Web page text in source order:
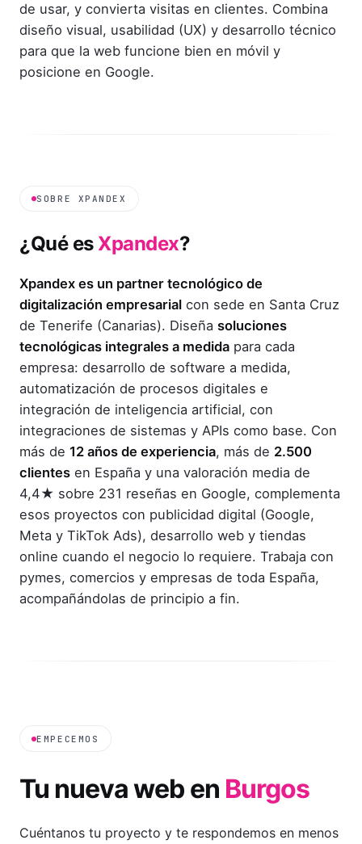
de usar, y convierta visitas en clientes. Combina
diseño visual, usabilidad (UX) y desarrollo técnico
para que la web funcione bien en móvil y
posicione en Google.
SOBRE XPANDEX
¿Qué es Xpandex?
Xpandex es un partner tecnológico de
digitalización empresarial con sede en Santa Cruz
de Tenerife (Canarias). Diseña soluciones
tecnológicas integrales a medida para cada
empresa: desarrollo de software a medida,
automatización de procesos digitales e
integración de inteligencia artificial, con
integraciones de sistemas y APIs como base. Con
más de 12 años de experiencia, más de 2.500
clientes en España y una valoración media de
4,4★ sobre 231 reseñas en Google, complementa
esos proyectos con publicidad digital (Google,
Meta y TikTok Ads), desarrollo web y tiendas
online cuando el negocio lo requiere. Trabaja con
pymes, comercios y empresas de toda España,
acompañándolas de principio a fin.
EMPECEMOS
Tu nueva web en Burgos
Cuéntanos tu proyecto y te respondemos en menos